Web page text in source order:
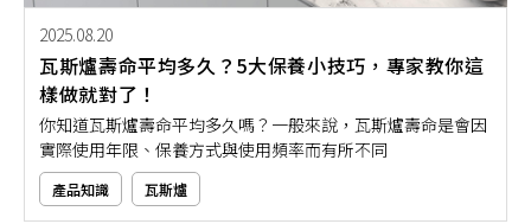
2025.08.20
瓦斯爐壽命平均多久？5大保養小技巧，專家教你這
樣做就對了！
你知道瓦斯爐壽命平均多久嗎？一般來說，瓦斯爐壽命是會因
實際使用年限、保養方式與使用頻率而有所不同
產品知識 瓦斯爐